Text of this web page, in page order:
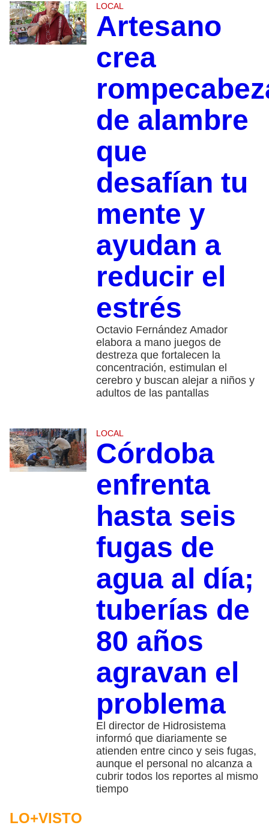
LOCAL
Artesano
crea
de alambre
que
desafían tu
mente y
ayudan a
reducir el
estrés
Octavio Fernández Amador
elabora a mano juegos de
destreza que fortalecen la
concentración, estimulan el
cerebro y buscan alejar a niños y
adultos de las pantallas
LOCAL
Córdoba
enfrenta
hasta seis
fugas de
agua al día;
tuberías de
80 años
agravan el
problema
El director de Hidrosistema
informó que diariamente se
atienden entre cinco y seis fugas,
aunque el personal no alcanza a
cubrir todos los reportes al mismo
tiempo
LO+VISTO